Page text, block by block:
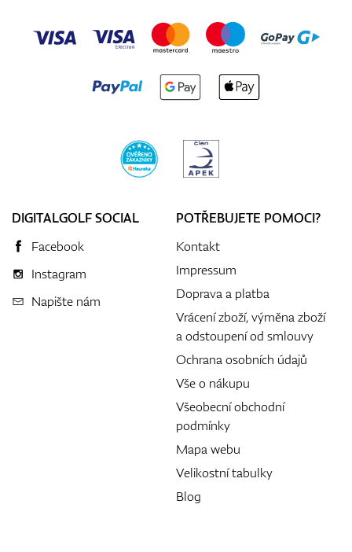
DIGITALGOLF SOCIAL
Facebook
Instagram
Napište nám
POTŘEBUJETE POMOCI?
Kontakt
Impressum
Doprava a platba
Vrácení zboží, výměna zboží
a odstoupení od smlouvy
Ochrana osobních údajů
Vše o nákupu
Všeobecní obchodní
podmínky
Mapa webu
Velikostní tabulky
Blog